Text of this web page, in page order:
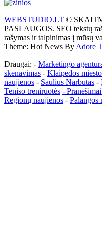
WEBSTUDIO.LT ©
PASLAUGOS. SEO tekstų
rašymas ir talpinimas į mūsų
Theme: Hot News By Adore
Draugai: - Marketingo
skenavimas - Klaipedos
naujienos - Saulius Narbutas -
Teniso treniruotės -
Regionų naujienos - Palangos